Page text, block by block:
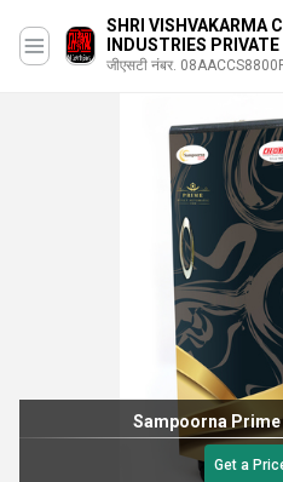
SHRI VISHVAKARMA
INDUSTRIES PRIVATE
जीएसटी नंबर.
Sampoorna
Get a